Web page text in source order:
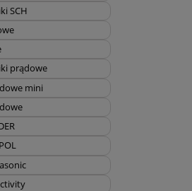
SCH
prądowe
mini